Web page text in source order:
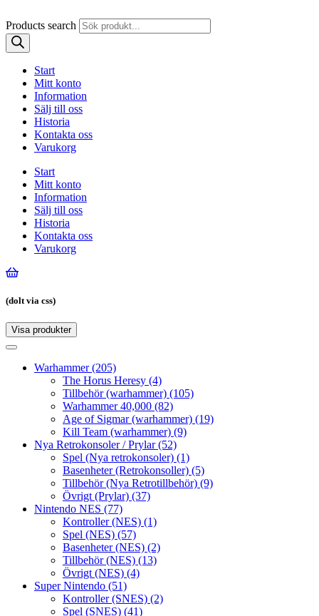
Products search
Start
Mitt konto
Information
Sälj till oss
Historia
Kontakta oss
Varukorg
Start
Mitt konto
Information
Sälj till oss
Historia
Kontakta oss
Varukorg
(dolt via css)
Visa produkter
Toggle
Toggle
navigationWarhammer(205)
The Horus Heresy (4)
Tillbehör (warhammer) (105)
Warhammer 40,000 (82)
Age of Sigmar (warhammer) (19)
Kill Team (warhammer) (9)
Nya Retrokonsoler / Prylar(52)
Spel (Nya retrokonsoler) (1)
Basenheter (Retrokonsoller) (5)
Tillbehör (Nya Retrotillbehör) (9)
Övrigt (Prylar) (37)
Nintendo NES (77)
Kontroller (NES) (1)
Spel (NES) (57)
Basenheter (NES) (2)
Tillbehör (NES) (13)
Övrigt (NES) (4)
Super Nintendo (51)
Kontroller (SNES) (2)
Spel (SNES) (41)